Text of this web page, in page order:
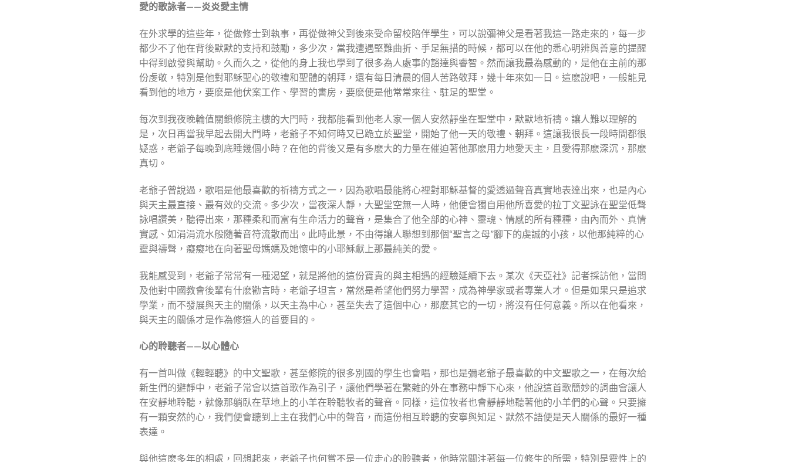
愛的歌詠者——炎炎愛主情
在外求學的這些年，從做修士到執事，再從做神父到後來受命留校陪伴學生，可以說彌神父是看著我這一路走來的，每一步
都少不了他在背後默默的支持和鼓勵，多少次，當我遭遇堅難曲折、手足無措的時候，都可以在他的悉心明辨與善意的提醒
中得到啟發與幫助。久而久之，從他的身上我也學到了很多為人處事的豁達與睿智。然而讓我最為感動的，是他在主前的那
份虔敬，特別是他對耶穌聖心的敬禮和聖體的朝拜，還有每日清晨的個人苦路敬拜，幾十年來如一日。這麽說吧，一般能見
看到他的地方，要麽是他伏案工作、學習的書房，要麽便是他常常來往、駐足的聖堂。
每次到我夜晚輪值關鎖修院主樓的大門時，我都能看到他老人家一個人安然靜坐在聖堂中，默默地祈禱。讓人難以理解的
是，次日再當我早起去開大門時，老爺子不知何時又已跪立於聖堂，開始了他一天的敬禮、朝拜。這讓我很長一段時間都很
疑惑，老爺子每晚到底睡幾個小時？在他的背後又是有多麽大的力量在催迫著他那麽用力地愛天主，且愛得那麽深沉，那麽
真切。
老爺子曾說過，歌唱是他最喜歡的祈禱方式之一，因為歌唱最能將心裡對耶穌基督的愛透過聲音真實地表達出來，也是內心
與天主最直接、最有效的交流。多少次，當夜深人靜，大聖堂空無一人時，他便會獨自用他所喜愛的拉丁文聖詠在聖堂低聲
詠唱讚美，聽得出來，那種柔和而富有生命活力的聲音，是集合了他全部的心神、靈魂、情感的所有種種，由內而外、真情
實感、如涓涓流水般隨著音符流散而出。此時此景，不由得讓人聯想到那個“聖言之母”腳下的虔誠的小孩，以他那純粹的心
靈與禱聲，癡癡地在向著聖母媽媽及她懷中的小耶穌獻上那最純美的愛。
我能感受到，老爺子常常有一種渴望，就是將他的這份寶貴的與主相遇的經驗延續下去。某次《天亞社》記者採訪他，當問
及他對中國教會後輩有什麽勸言時，老爺子坦言，當然是希望他們努力學習，成為神學家或者專業人才。但是如果只是追求
學業，而不發展與天主的關係，以天主為中心，甚至失去了這個中心，那麽其它的一切，將沒有任何意義。所以在他看來，
與天主的關係才是作為修道人的首要目的。
心的聆聽者——以心體心
有一首叫做《輕輕聽》的中文聖歌，甚至修院的很多別國的學生也會唱，那也是彌老爺子最喜歡的中文聖歌之一，在每次給
新生們的避靜中，老爺子常會以這首歌作為引子，讓他們學著在繁雜的外在事務中靜下心來，他說這首歌簡妙的詞曲會讓人
在安靜地聆聽，就像那躺臥在草地上的小羊在聆聽牧者的聲音。同樣，這位牧者也會靜靜地聽著他的小羊們的心聲。只要擁
有一顆安然的心，我們便會聽到上主在我們心中的聲音，而這份相互聆聽的安寧與知足、默然不語便是天人關係的最好一種
表達。
與他這麽多年的相處，回想起來，老爺子也何嘗不是一位走心的聆聽者，他時常關注著每一位修生的所需，特別是靈性上的